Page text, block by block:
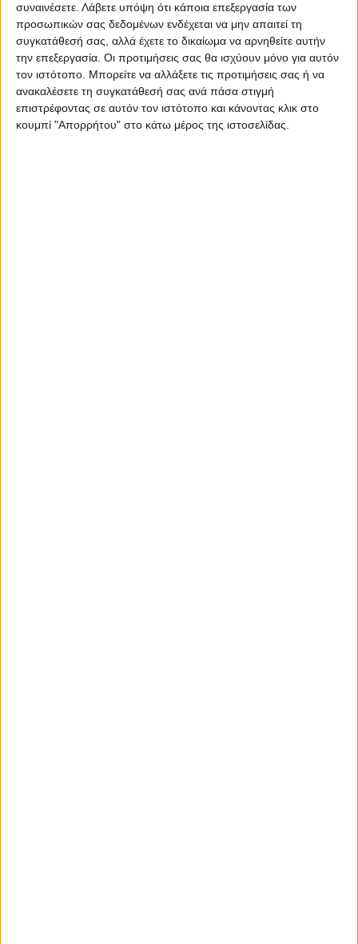
συναινέσετε. Λάβετε υπόψη ότι κάποια επεξεργασία των
προσωπικών σας δεδομένων ενδέχεται να μην απαιτεί τη
συγκατάθεσή σας, αλλά έχετε το δικαίωμα να αρνηθείτε αυτήν
την επεξεργασία. Οι προτιμήσεις σας θα ισχύουν μόνο για αυτόν
τον ιστότοπο. Μπορείτε να αλλάξετε τις προτιμήσεις σας ή να
ανακαλέσετε τη συγκατάθεσή σας ανά πάσα στιγμή
επιστρέφοντας σε αυτόν τον ιστότοπο και κάνοντας κλικ στο
κουμπί "Απορρήτου" στο κάτω μέρος της ιστοσελίδας.
Ο κ. Φροξυλιάς αφού ευχαρίστησε τον
κόσμο γιατην παρουσία του, αναφέρθηκε
στις αρχές και στουςστόχους του
Συνδυασμού.